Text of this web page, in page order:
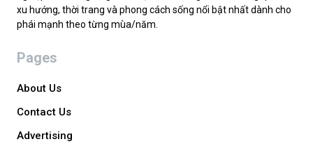
xu hướng, thời trang và phong cách sống nổi bật nhất dành cho
phái mạnh theo từng mùa/năm.
Pages
About Us
Contact Us
Advertising